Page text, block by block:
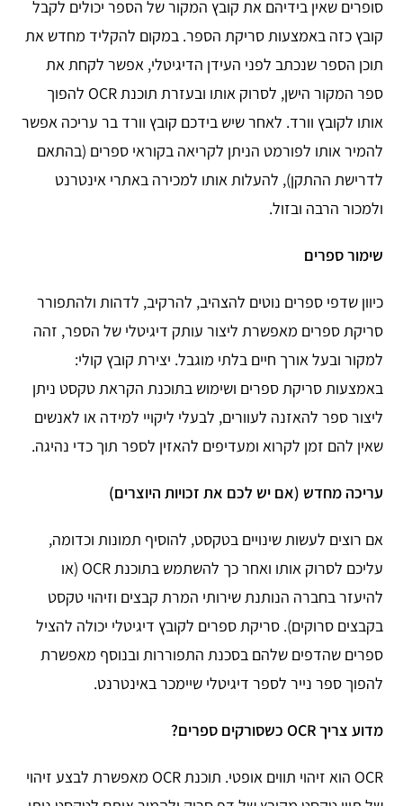
סופרים שאין בידיהם את קובץ המקור של הספר יכולים לקבל
קובץ כזה באמצעות סריקת הספר. במקום להקליד מחדש את
תוכן הספר שנכתב לפני העידן הדיגיטלי, אפשר לקחת את
ספר המקור הישן, לסרוק אותו ובעזרת תוכנת OCR להפוך
אותו לקובץ וורד. לאחר שיש בידכם קובץ וורד בר עריכה אפשר
להמיר אותו לפורמט הניתן לקריאה בקוראי ספרים (בהתאם
לדרישת ההתקן), להעלות אותו למכירה באתרי אינטרנט
ולמכור הרבה ובזול.
שימור ספרים
כיוון שדפי ספרים נוטים להצהיב, להרקיב, לדהות ולהתפורר
סריקת ספרים מאפשרת ליצור עותק דיגיטלי של הספר, זהה
למקור ובעל אורך חיים בלתי מוגבל. יצירת קובץ קולי:
באמצעות סריקת ספרים ושימוש בתוכנת הקראת טקסט ניתן
ליצור ספר להאזנה לעוורים, לבעלי ליקויי למידה או לאנשים
שאין להם זמן לקרוא ומעדיפים להאזין לספר תוך כדי נהיגה.
עריכה מחדש (אם יש לכם את זכויות היוצרים)
אם רוצים לעשות שינויים בטקסט, להוסיף תמונות וכדומה,
עליכם לסרוק אותו ואחר כך להשתמש בתוכנת OCR (או
להיעזר בחברה הנותנת שירותי המרת קבצים וזיהוי טקסט
בקבצים סרוקים). סריקת ספרים לקובץ דיגיטלי יכולה להציל
ספרים שהדפים שלהם בסכנת התפוררות ובנוסף מאפשרת
להפוך ספר נייר לספר דיגיטלי שיימכר באינטרנט.
מדוע צריך OCR כשסורקים ספרים?
OCR הוא זיהוי תווים אופטי. תוכנת OCR מאפשרת לבצע זיהוי